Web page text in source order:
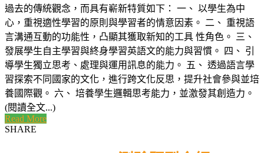
過去的傳統觀念，而具有嶄新特質如下： 一、 以學生為中
心，重視適性學習的原則與學習者的情意因素。 二、 重視語
言溝通互動的功能性，凸顯其獲取新知的工具 性角色。 三、
發展學生自主學習與終身學習英語文的能力與習慣。 四、 引
導學生獨立思考、處理與運用訊息的能力。 五、 透過語言學
習探索不同國家的文化，進行跨文化反思，提升社會參與並培
養國際觀。 六、 培養學生邏輯思考能力，並激發其創造力。
(閱讀全文...)
Read More
SHARE